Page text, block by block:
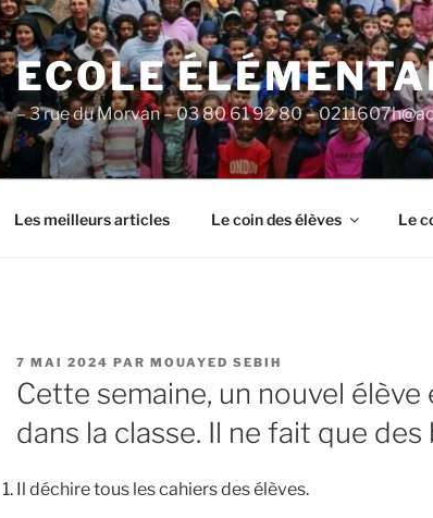
ECOLE
– 3 rue du Morvan – 03 80 61 92 80 –
Les meilleurs articles Le coin des élèves Le
PUBLIÉ
LE
7 MAI 2024 PAR MOUAYED SEBIH
Cette semaine, un nouvel élève
dans la classe. Il ne fait que des
Il déchire tous les cahiers des élèves.